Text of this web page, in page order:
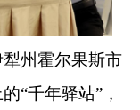
州霍尔果斯市
“千年驿站”，